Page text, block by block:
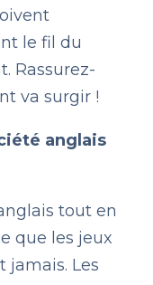
le fil du
Rassurez-
va surgir !
anglais
tout en
que les jeux
jamais. Les